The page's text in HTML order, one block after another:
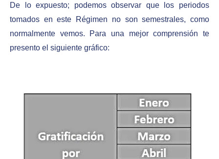
De lo expuesto; podemos observar que los periodos
tomados en este Régimen no son semestrales, como
normalmente vemos. Para una mejor comprensión te
presento el siguiente gráfico: